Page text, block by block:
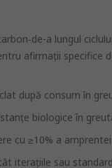
a lungul
afirmaţii
după consum în
biologice în
cu ≥10% a
iterațiile sau